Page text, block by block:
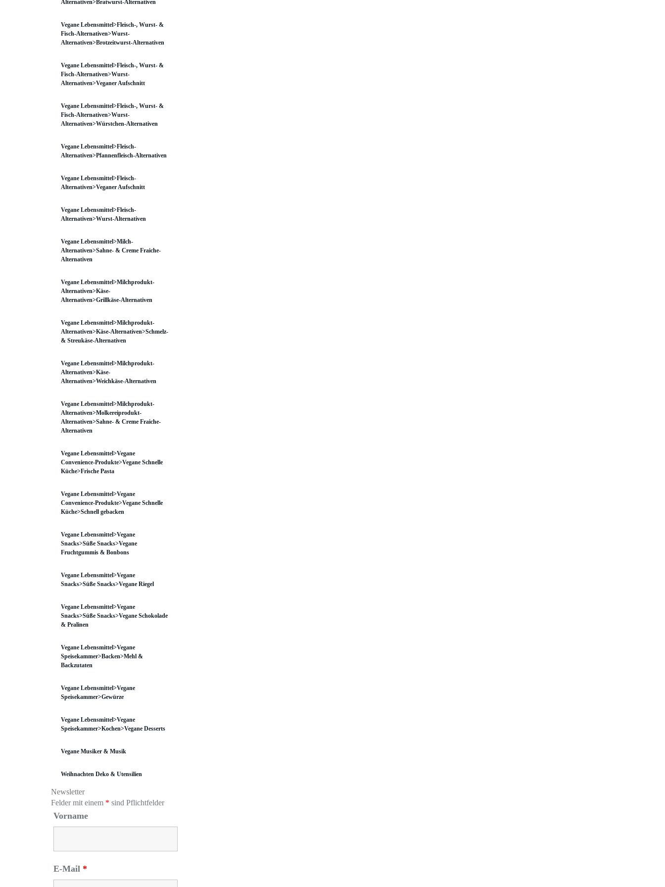
Alternativen>Bratwurst-Alternativen
Vegane Lebensmittel>Fleisch-, Wurst- &
Fisch-Alternativen>Wurst-
Alternativen>Brotzeitwurst-Alternativen
Vegane Lebensmittel>Fleisch-, Wurst- &
Fisch-Alternativen>Wurst-
Alternativen>Veganer Aufschnitt
Vegane Lebensmittel>Fleisch-, Wurst- &
Fisch-Alternativen>Wurst-
Alternativen>Würstchen-Alternativen
Vegane Lebensmittel>Fleisch-
Alternativen>Pfannenfleisch-Alternativen
Vegane Lebensmittel>Fleisch-
Alternativen>Veganer Aufschnitt
Vegane Lebensmittel>Fleisch-
Alternativen>Wurst-Alternativen
Vegane Lebensmittel>Milch-
Alternativen>Sahne- & Creme Fraiche-
Alternativen
Vegane Lebensmittel>Milchprodukt-
Alternativen>Käse-
Alternativen>Grillkäse-Alternativen
Vegane Lebensmittel>Milchprodukt-
Alternativen>Käse-Alternativen>Schmelz-
& Streukäse-Alternativen
Vegane Lebensmittel>Milchprodukt-
Alternativen>Käse-
Alternativen>Weichkäse-Alternativen
Vegane Lebensmittel>Milchprodukt-
Alternativen>Molkereiprodukt-
Alternativen>Sahne- & Creme Fraiche-
Alternativen
Vegane Lebensmittel>Vegane
Convenience-Produkte>Vegane Schnelle
Küche>Frische Pasta
Vegane Lebensmittel>Vegane
Convenience-Produkte>Vegane Schnelle
Küche>Schnell gebacken
Vegane Lebensmittel>Vegane
Snacks>Süße Snacks>Vegane
Fruchtgummis & Bonbons
Vegane Lebensmittel>Vegane
Snacks>Süße Snacks>Vegane Riegel
Vegane Lebensmittel>Vegane
Snacks>Süße Snacks>Vegane Schokolade
& Pralinen
Vegane Lebensmittel>Vegane
Speisekammer>Backen>Mehl &
Backzutaten
Vegane Lebensmittel>Vegane
Speisekammer>Gewürze
Vegane Lebensmittel>Vegane
Speisekammer>Kochen>Vegane Desserts
Vegane Musiker & Musik
Weihnachten Deko & Utensilien
Newsletter
Felder mit einem * sind Pflichtfelder
Vorname
E-Mail *